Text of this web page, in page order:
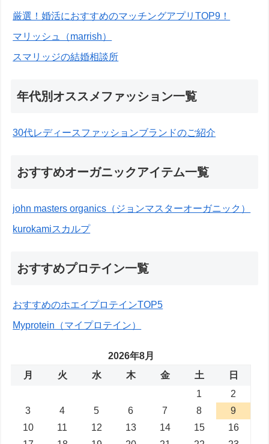
厳選！婚活におすすめのマッチングアプリTOP9！
マリッシュ（marrish）
スマリッジの結婚相談所
年代別オススメファッション一覧
30代レディースファッションブランドのご紹介
おすすめオーガニックアイテム一覧
john masters organics（ジョンマスターオーガニック）
kurokamiスカルプ
おすすめプロテイン一覧
おすすめのホエイプロテインTOP5
Myprotein（マイプロテイン）
2026年8月
月
火 水 木 金 土
日
1
2
3
4 5 6 7 8
9
10
11 12 13 14 15
16